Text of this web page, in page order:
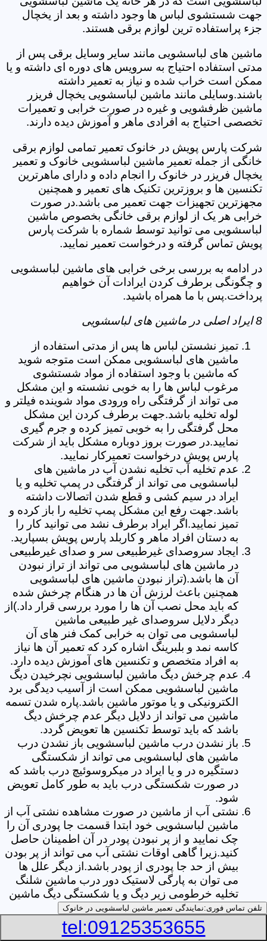
جهت شستشوی لباس ها وجود داشته و بعد از یخچال
جزء پراستفاده ترین لوازم برقی هستند.
ماشین های لباسشویی مانند سایر وسایل برقی پس از
مدتی استفاده احتیاج به سرویس های دوره ای داشته و یا
ممکن است خراب شده و نیاز به تعمیر داشته
باشند.وسایلی مانند ماشین لباسشویی یخچال فریزر
ماشین ظرفشویی و غیره در صورت خرابی و تعمیرات
تخصصی احتیاج به افرادی ماهر و آموزش دیده دارند.
شرکت پارس پویش در خانوک تعمیر تمامی لوازم برقی
خانگی از جمله تعمیر ماشین لباسشویی خانوک و تعمیر
یخچال فریزر در خانوک را انجام داده و دارای ماهرترین
تکنسین ها و بروزترین تکنیک های تعمیر و همچنین
مجهزترین تجهیزات جهت تعمیر می باشد.در صورت
خرابی هر یک از لوازم برقی خانگی بخصوص ماشین
لباسشویی می توانید توسط شماره با شرکت پارس
پویش تماس گرفته و درخواست تعمیر نمایید.
در ادامه به بررسی برخی خرابی های ماشین لباسشویی
و چگونگی برطرف کردن ایرادات آن خواهیم
پرداخت.پس با ما همراه باشید.
8 ایراد اصلی در ماشین های لباسشویی
تمیز نشستن لباس ها پس از مدتی استفاده از
ماشین های لباسشویی ممکن است متوجه شوید
که ماشین با وجود استفاده از مواد شستشوی
مرغوب لباس ها را به خوبی نشسته و این مشکل
می تواند از گرفتگی راه ورودی مواد شوینده فیلتر و
لوله تخلیه باشد.جهت برطرف کردن این مشکل
محل گرفتگی را به خوبی تمیز کرده و جرم گیری
نمایید.در صورت بروز دوباره مشکل باید از شرکت
پارس پویش درخواست تعمیرکار نمایید.
عدم تخلیه آب تخلیه نشدن آب در ماشین های
لباسشویی می تواند از گرفتگی در پمپ تخلیه و یا
ایراد در سیم کشی و قطع شدن اتصالات داشته
باشد.جهت رفع این مشکل پمپ تخلیه را باز کرده و
تمیز نمایید.اگر ایراد برطرف نشد می توانید کار را
به دستان افراد ماهر و کاربلد پارس پویش بسپارید.
ایجاد سروصدای غیرطبیعی سر و صدای غیرطبیعی
در ماشین های لباسشویی می تواند از تراز نبودن
آن ها باشد.(تراز نبودن ماشین های لباسشویی
همچنین باعث لرزش آن ها در هنگام چرخش شده
که باید محل نصب آن ها را مورد بررسی قرار داد.)از
دیگر دلایل سروصدای غیر طبیعی ماشین
لباسشویی می توان به خرابی کمک فنر های آن
کاسه نمد و بلبرینگ اشاره کرد که تعمیر آن ها نیاز
به افراد متخصص و تکنسین های آموزش دیده دارد.
عدم چرخش دیگ ماشین لباسشویی نچرخیدن دیگ
ماشین لباسشویی ممکن است از آسیب دیدگی برد
الکترونیکی و یا موتور ماشین باشد.پاره شدن تسمه
ماشین می تواند از دلایل دیگر عدم چرخش دیگ
باشد که باید توسط تکنسین ها تعویض گردد.
باز نشدن درب ماشین لباسشویی باز نشدن درب
ماشین های لباسشویی می تواند از شکستگی
دستگیره در و یا ایراد در میکروسوئیچ درب باشد که
در صورت شکستگی درب باید به طور کامل تعویض
شود.
نشتی آب از ماشین در صورت مشاهده نشتی آب از
ماشین لباسشویی خود ابتدا قسمت جا پودری آن را
چک نمایید و از پر نبودن پودر در آن اطمینان حاصل
کنید.زیرا گاهی اوقات نشتی آب می تواند از پر بودن
بیش از حد جا پودری از پودر باشد.از دیگر علل ها
می توان به پارگی لاستیک دور درب ماشین شلنگ
تخلیه خرطومی زیر دیگ و یا شکستگی دیگ ماشین
های لباسشویی اشاره کرد.
خشک نکردن لباس ها یکی از بیشترین علل های
خشک نکردن لباس ها توسط ماشین های
تلفن تماس فوری:نمایندگی تعمیر ماشین لباسشویی در خانوک
tel:09125353655